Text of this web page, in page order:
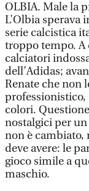
OLBIA. Male la
L’Olbia
serie calcistica
troppo tempo. A
calciatori
dell’Adidas;
Renate che non
professionistico,
colori.
nostalgici per un
non è cambiato,
deve avere: le
gioco simile a
maschio.